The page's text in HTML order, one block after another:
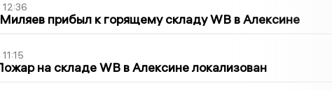
прибыл к горящему складу WB в Алексине
на складе WB в Алексине локализован